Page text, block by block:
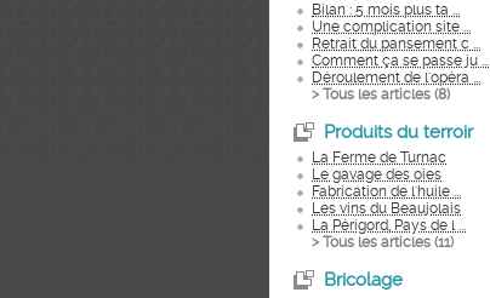
Bilan : 5 mois plus ta ...
Une complication site ...
Retrait du pansement c ...
Comment ça se passe ju ...
Déroulement de l'opéra ...
> Tous les articles (8)
Produits du terroir
La Ferme de Turnac
Le gavage des oies
Fabrication de l'huile ...
Les vins du Beaujolais
La Périgord, Pays de l ...
> Tous les articles (11)
Bricolage